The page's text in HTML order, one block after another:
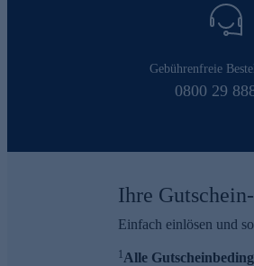
Gebührenfreie
0800 29
Ihre
Einfach einlösen und
1Alle